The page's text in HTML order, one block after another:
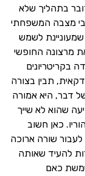
בתהליך שלא
מצבה המשפחתי
שמעוניינת לשמש
מרצונה החופשי
בקריטריונים
תבין בצורה
דבר, היא אמורה
9 חודשים, בידיעה שהוא לא שייך
כאן חשוב
שורה ארוכה
להעיד שאותה
כאם